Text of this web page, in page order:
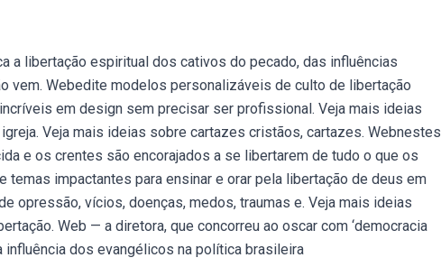
a libertação espiritual dos cativos do pecado, das influências
vem. Webedite modelos personalizáveis de culto de libertação
em design sem precisar ser profissional. Veja mais ideias
Veja mais ideias sobre cartazes cristãos, cartazes. Webnestes
e os crentes são encorajados a se libertarem de tudo o que os
temas impactantes para ensinar e orar pela libertação de deus em
opressão, vícios, doenças, medos, traumas e. Veja mais ideias
Web — a diretora, que concorreu ao oscar com ‘democracia
influência dos evangélicos na política brasileira